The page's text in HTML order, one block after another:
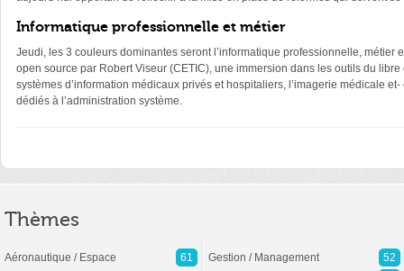
Informatique professionnelle et métier
Jeudi, les 3 couleurs dominantes seront l’informatique professionnelle,
open source par Robert Viseur (CETIC), une immersion dans les outils du
systèmes d’information médicaux privés et hospitaliers, l’imagerie médicale
dédiés à l’administration système.
Thèmes
Aéronautique / Espace
61
Gestion / Management
52